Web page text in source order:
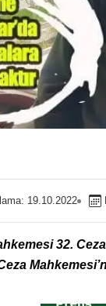
19.10.2022
32.